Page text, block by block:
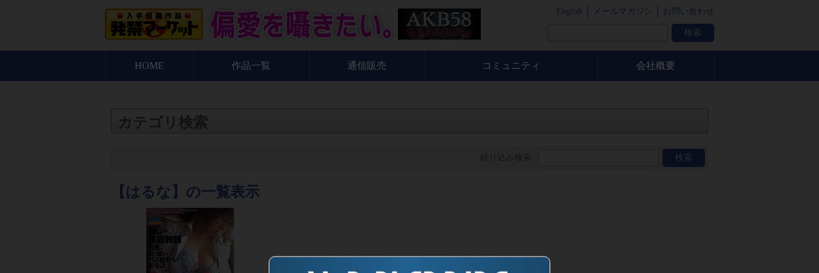
English メールマガジン お問い合わせ
HOME 作品一覧 通信販売 コミュニティ 会社概要
カテゴリ検索
【はるな】の一覧表示